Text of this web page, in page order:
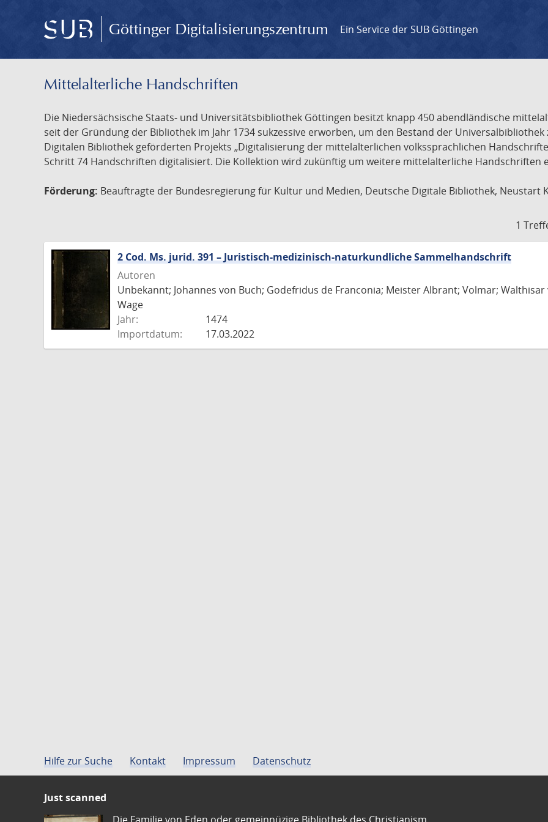
Göttinger Digitalisierungszentrum Ein Service der SUB Göttingen
Mittelalterliche Handschriften
Die Niedersächsische Staats- und Universitätsbibliothek Göttingen besitzt knapp 450 abendländische
seit der Gründung der Bibliothek im Jahr 1734 sukzessive erworben, um den Bestand der
Digitalen Bibliothek geförderten Projekts „Digitalisierung der mittelalterlichen volkssprachlichen
Schritt 74 Handschriften digitalisiert. Die Kollektion wird zukünftig um weitere mittelalterliche Handschriften
Förderung: Beauftragte der Bundesregierung für Kultur und Medien, Deutsche Digitale Bibliothek, Neustart
1
2 Cod. Ms. jurid. 391 – Juristisch-medizinisch-naturkundliche Sammelhandschrift
Autoren
Unbekannt; Johannes von Buch; Godefridus de Franconia; Meister Albrant; Volmar;
Wage
Jahr:
1474
Importdatum:
17.03.2022
Hilfe zur Suche Kontakt Impressum Datenschutz
Just scanned